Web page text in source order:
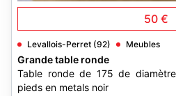
50 €
Levallois-Perret (92) Meubles
Grande table ronde
Table ronde de 175 de
pieds en metals noir